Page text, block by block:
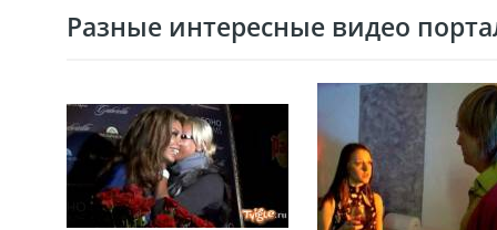
Разные интересные видео